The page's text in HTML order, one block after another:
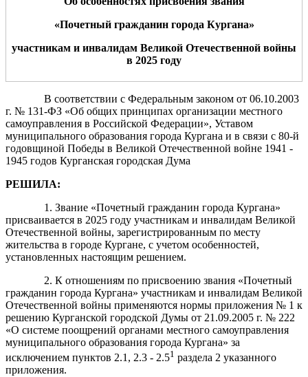
«Почетный гражданин города Кургана»
участникам и инвалидам Великой Отечественной войны
в 2025 году
В соответствии с Федеральным законом от 06.10.2003
г. № 131-ФЗ «Об общих принципах организации местного
самоуправления в Российской Федерации», Уставом
муниципального образования города Кургана и в связи с 80-й
годовщиной Победы в Великой Отечественной войне 1941 -
1945 годов Курганская городская Дума
РЕШИЛА:
1. Звание «Почетный гражданин города Кургана»
присваивается в 2025 году участникам и инвалидам Великой
Отечественной войны, зарегистрированным по месту
жительства в городе Кургане, с учетом особенностей,
установленных настоящим решением.
2. К отношениям по присвоению звания «Почетный
гражданин города Кургана» участникам и инвалидам Великой
Отечественной войны применяются нормы приложения № 1 к
решению Курганской городской Думы от 21.09.2005 г. № 222
«О системе поощрений органами местного самоуправления
муниципального образования города Кургана» за
исключением пунктов 2.1, 2.3 - 2.51 раздела 2 указанного
приложения.